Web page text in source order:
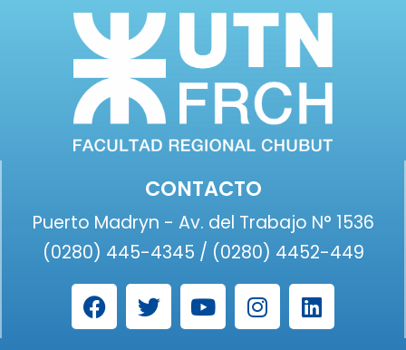
CONTACTO
Puerto Madryn - Av. del Trabajo N° 1536
(0280) 445-4345 / (0280) 4452-449